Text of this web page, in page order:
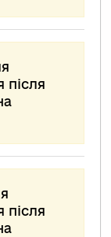
після
після